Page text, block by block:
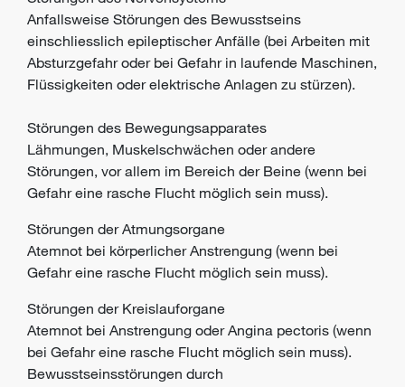
Anfallsweise Störungen des Bewusstseins
einschliesslich epileptischer Anfälle (bei Arbeiten mit
Absturzgefahr oder bei Gefahr in laufende Maschinen,
Flüssigkeiten oder elektrische Anlagen zu stürzen).
Störungen des Bewegungsapparates
Lähmungen, Muskelschwächen oder andere
Störungen, vor allem im Bereich der Beine (wenn bei
Gefahr eine rasche Flucht möglich sein muss).
Störungen der Atmungsorgane
Atemnot bei körperlicher Anstrengung (wenn bei
Gefahr eine rasche Flucht möglich sein muss).
Störungen der Kreislauforgane
Atemnot bei Anstrengung oder Angina pectoris (wenn
bei Gefahr eine rasche Flucht möglich sein muss).
Bewusstseinsstörungen durch